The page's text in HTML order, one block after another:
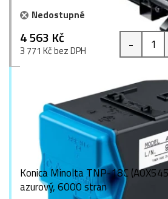
Nedostupné
4 563 Kč
3 771 Kč bez DPH -
Konica Minolta TNP-18C
azurový, 6000 stran